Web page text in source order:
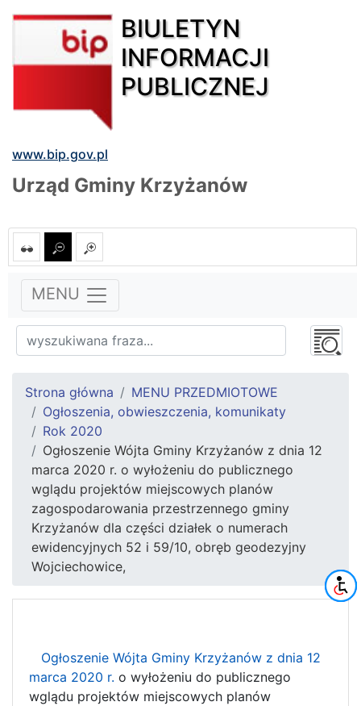
BIULETYN
INFORMACJI
PUBLICZNEJ
www.bip.gov.pl
Urząd Gminy Krzyżanów
MENU
Strona główna
MENU PRZEDMIOTOWE
Ogłoszenia, obwieszczenia, komunikaty
Rok 2020
Ogłoszenie Wójta Gminy Krzyżanów z dnia 12
marca 2020 r. o wyłożeniu do publicznego
wglądu projektów miejscowych planów
zagospodarowania przestrzennego gminy
Krzyżanów dla części działek o numerach
ewidencyjnych 52 i 59/10, obręb geodezyjny
Wojciechowice,
Ogłoszenie Wójta Gminy Krzyżanów z dnia 12
marca 2020 r. o wyłożeniu do publicznego
wglądu projektów miejscowych planów